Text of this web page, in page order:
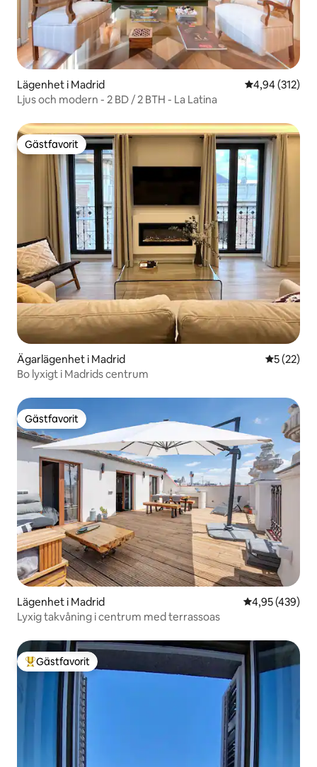
Lägenhet i Madrid 4,94 av 5 i
4,94 (312)
Ljus och modern - 2 BD / 2 BTH - La Latina
Gästfavorit
Gästfavorit
Ägarlägenhet i Madrid 5 av 5 i
5 (22)
Bo lyxigt i Madrids centrum
Gästfavorit
Gästfavorit
Lägenhet i Madrid 4,95 av 5 i
4,95 (439)
Lyxig takvåning i centrum med terrassoas
Populär gästfavorit
Gästfavorit